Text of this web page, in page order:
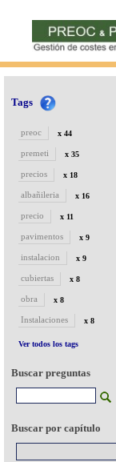
Tags
preoc x 44
premeti x 35
precios x 18
albañileria x 16
precio x 11
pavimentos x 9
instalacion x 9
cubiertas x 8
obra x 8
Instalaciones x 8
Ver todos los tags
Buscar preguntas
Buscar por capítulo